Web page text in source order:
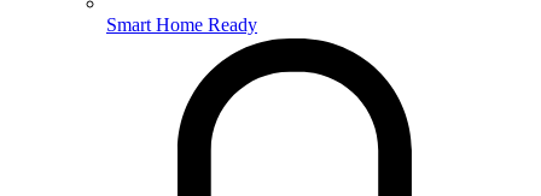
Smart Home Ready